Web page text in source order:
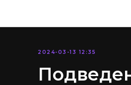
2024-03-13 12:35